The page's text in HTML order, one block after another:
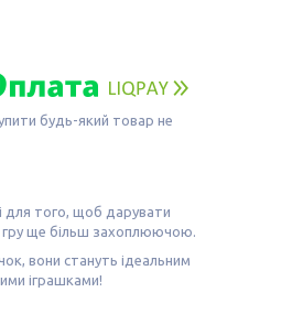
будь-який товар не
для того, щоб дарувати
гру ще більш захоплюючою.
вони стануть ідеальним
іграшками!